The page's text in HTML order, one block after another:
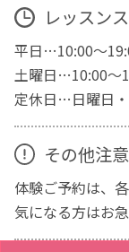
レッスン
平日…10:00～
土曜日…10:00～
定休日…日曜日
その他注
体験ご予約は、
気になる方はお